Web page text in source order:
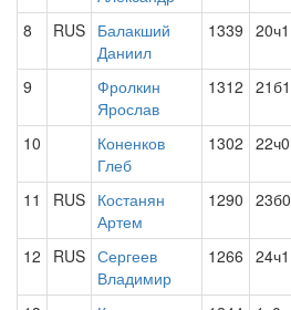
8 RUS Балакший
Даниил
1339 20ч1
9
Фролкин
Ярослав
1312 21б1
10
Коненков
Глеб
1302 22ч0
11 RUS Костанян
Артем
1290 23б0
12 RUS Сергеев
Владимир
1266 24ч1